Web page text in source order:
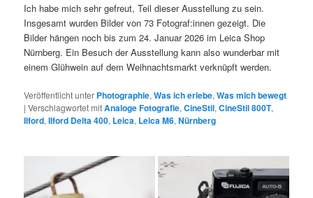
Ich habe mich sehr gefreut, Teil dieser Ausstellung zu sein.
Insgesamt wurden Bilder von 73 Fotograf:innen gezeigt. Die
Bilder hängen noch bis zum 24. Januar 2026 im Leica Shop
Nürnberg. Ein Besuch der Ausstellung kann also wunderbar mit
einem Glühwein auf dem Weihnachtsmarkt verknüpft werden.
Veröffentlicht unter Photographie,Was ich erlebe,Was mich bewegt
|Verschlagwortet mitAnaloge Fotografie,CineStil,CineStil 800T,
Ilford,Ilford Delta 400, Leica, Leica M6,Nürnberg